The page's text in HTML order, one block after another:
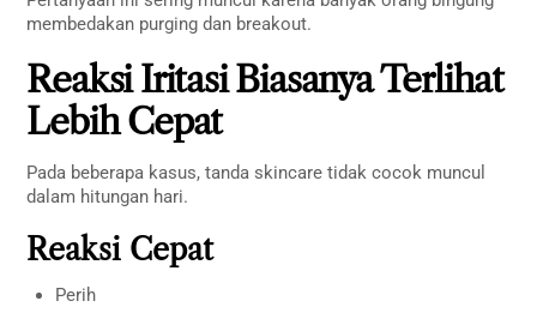
membedakan purging dan breakout.
Reaksi Iritasi Biasanya Terlihat
Lebih Cepat
Pada beberapa kasus, tanda skincare tidak cocok muncul
dalam hitungan hari.
Reaksi Cepat
Perih